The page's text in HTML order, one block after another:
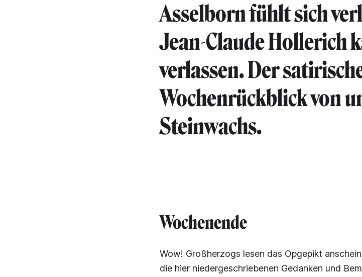
Asselborn fühlt sich
Jean-Claude Hollerich
verlassen. Der
Wochenrückblick von
Steinwachs.
Wochenende
Wow! Großherzogs lesen das Opgepikt
die hier niedergeschriebenen Gedanken und